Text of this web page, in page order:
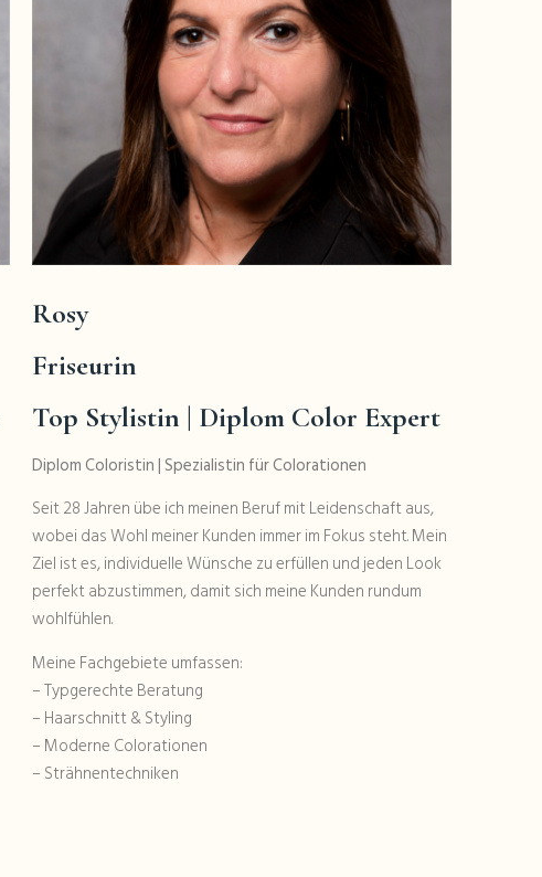
Rosy
Friseurin
Top Stylistin | Diplom Color Expert
Diplom Coloristin | Spezialistin für Colorationen
Seit 28 Jahren übe ich meinen Beruf mit Leidenschaft aus,
wobei das Wohl meiner Kunden immer im Fokus steht. Mein
Ziel ist es, individuelle Wünsche zu erfüllen und jeden Look
perfekt abzustimmen, damit sich meine Kunden rundum
wohlfühlen.
Meine Fachgebiete umfassen:
– Typgerechte Beratung
– Haarschnitt & Styling
– Moderne Colorationen
– Strähnentechniken